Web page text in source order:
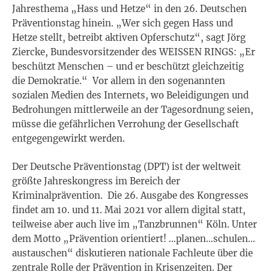
Jahresthema „Hass und Hetze“ in den 26. Deutschen
Präventionstag hinein. „Wer sich gegen Hass und
Hetze stellt, betreibt aktiven Opferschutz“, sagt Jörg
Ziercke, Bundesvorsitzender des WEISSEN RINGS: „Er
beschützt Menschen – und er beschützt gleichzeitig
die Demokratie.“ Vor allem in den sogenannten
sozialen Medien des Internets, wo Beleidigungen und
Bedrohungen mittlerweile an der Tagesordnung seien,
müsse die gefährlichen Verrohung der Gesellschaft
entgegengewirkt werden.
Der Deutsche Präventionstag (DPT) ist der weltweit
größte Jahreskongress im Bereich der
Kriminalprävention. Die 26. Ausgabe des Kongresses
findet am 10. und 11. Mai 2021 vor allem digital statt,
teilweise aber auch live im „Tanzbrunnen“ Köln. Unter
dem Motto „Prävention orientiert! …planen…schulen…
austauschen“ diskutieren nationale Fachleute über die
zentrale Rolle der Prävention in Krisenzeiten. Der